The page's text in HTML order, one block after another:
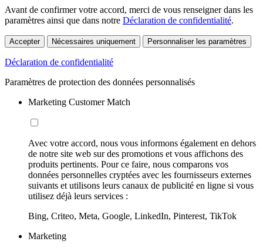
Avant de confirmer votre accord, merci de vous renseigner dans les
paramètres ainsi que dans notre Déclaration de confidentialité.
Accepter Nécessaires uniquement Personnaliser les paramètres
Déclaration de confidentialité
Paramètres de protection des données personnalisés
Marketing Customer Match
Avec votre accord, nous vous informons également en dehors
de notre site web sur des promotions et vous affichons des
produits pertinents. Pour ce faire, nous comparons vos
données personnelles cryptées avec les fournisseurs externes
suivants et utilisons leurs canaux de publicité en ligne si vous
utilisez déjà leurs services :
Bing, Criteo, Meta, Google, LinkedIn, Pinterest, TikTok
Marketing